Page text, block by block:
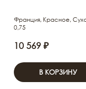
Франция, Красное,
0,75
10 569 ₽
В КОРЗИНУ